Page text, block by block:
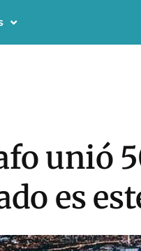
unió
es